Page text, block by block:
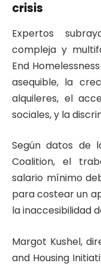
crisis
Expertos
compleja y
End
asequible, la
alquileres, el
sociales, y la
Según datos de
Coalition, el
salario mínimo
para costear un
la inaccesibilidad
Margot Kushel,
and Housing